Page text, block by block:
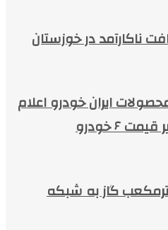
ایران خودرو اعلام
۶ خودرو
مترمکعب گاز به شبکه